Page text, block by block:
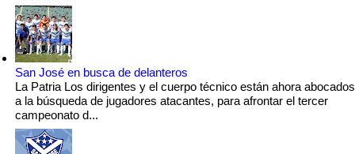
San José en busca de delanteros
La Patria Los dirigentes y el cuerpo técnico están ahora abocados
a la búsqueda de jugadores atacantes, para afrontar el tercer
campeonato d...